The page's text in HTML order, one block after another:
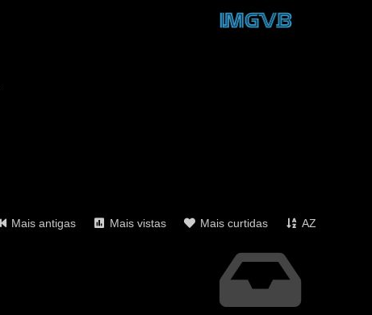
Mais antigas Mais vistas Mais curtidas AZ